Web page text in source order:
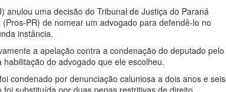
anulou uma decisão do Tribunal de Justiça do Paraná
PR) de nomear um advogado para defendê-lo no
instância.
a apelação contra a condenação do deputado pelo
do advogado que ele escolheu.
condenado por denunciação caluniosa a dois anos e seis
substituída por duas penas restritivas de direito.